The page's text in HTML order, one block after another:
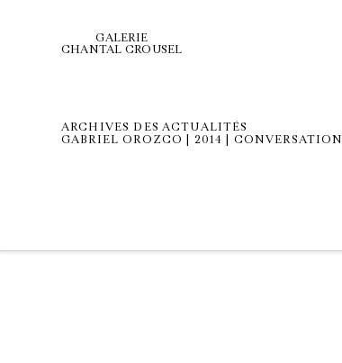
GALERIE
CHANTAL CROUSEL
ARCHIVES DES ACTUALITÉS
GABRIEL OROZCO | 2014 | CONVERSATION